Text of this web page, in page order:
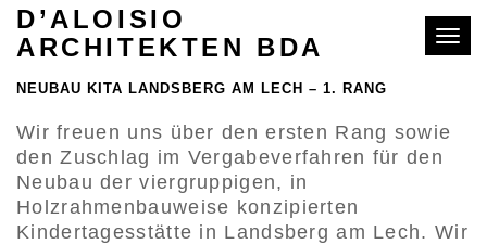
D’ALOISIO
ARCHITEKTEN BDA
07 | 2026
NEUBAU KITA LANDSBERG AM LECH – 1. RANG
Wir freuen uns über den ersten Rang sowie
den Zuschlag im Vergabeverfahren für den
Neubau der viergruppigen, in
Holzrahmenbauweise konzipierten
Kindertagesstätte in Landsberg am Lech. Wir